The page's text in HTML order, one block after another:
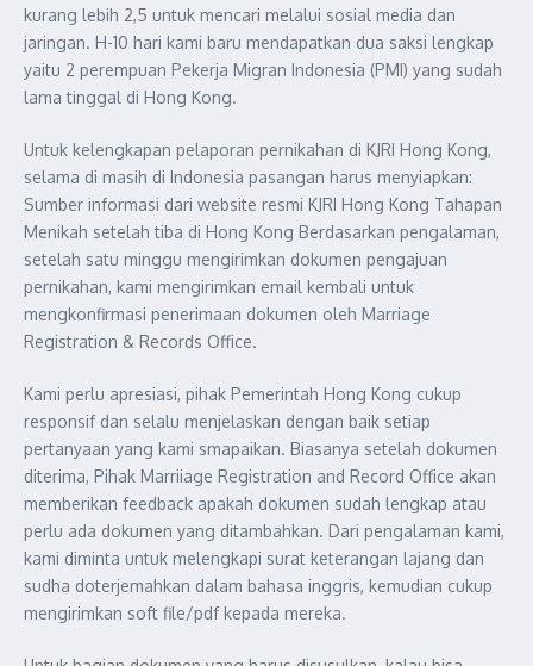
kurang lebih 2,5 untuk mencari melalui sosial media dan
jaringan. H-10 hari kami baru mendapatkan dua saksi lengkap
yaitu 2 perempuan Pekerja Migran Indonesia (PMI) yang sudah
lama tinggal di Hong Kong.
Untuk kelengkapan pelaporan pernikahan di KJRI Hong Kong,
selama di masih di Indonesia pasangan harus menyiapkan:
Sumber informasi dari website resmi KJRI Hong Kong Tahapan
Menikah setelah tiba di Hong Kong Berdasarkan pengalaman,
setelah satu minggu mengirimkan dokumen pengajuan
pernikahan, kami mengirimkan email kembali untuk
mengkonfirmasi penerimaan dokumen oleh Marriage
Registration & Records Office.
Kami perlu apresiasi, pihak Pemerintah Hong Kong cukup
responsif dan selalu menjelaskan dengan baik setiap
pertanyaan yang kami smapaikan. Biasanya setelah dokumen
diterima, Pihak Marriiage Registration and Record Office akan
memberikan feedback apakah dokumen sudah lengkap atau
perlu ada dokumen yang ditambahkan. Dari pengalaman kami,
kami diminta untuk melengkapi surat keterangan lajang dan
sudha doterjemahkan dalam bahasa inggris, kemudian cukup
mengirimkan soft file/pdf kepada mereka.